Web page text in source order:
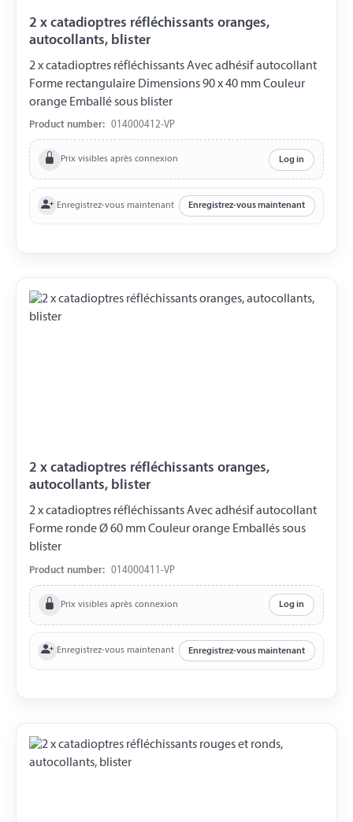
2 x catadioptres réfléchissants oranges,
autocollants, blister
2 x catadioptres réfléchissants Avec adhésif autocollant
Forme rectangulaire Dimensions 90 x 40 mm Couleur
orange Emballé sous blister
Product number: 014000412-VP
Prix visibles après connexion Log in
Enregistrez-vous maintenant Enregistrez-vous maintenant
2 x catadioptres réfléchissants oranges,
autocollants, blister
2 x catadioptres réfléchissants Avec adhésif autocollant
Forme ronde Ø 60 mm Couleur orange Emballés sous
blister
Product number: 014000411-VP
Prix visibles après connexion Log in
Enregistrez-vous maintenant Enregistrez-vous maintenant